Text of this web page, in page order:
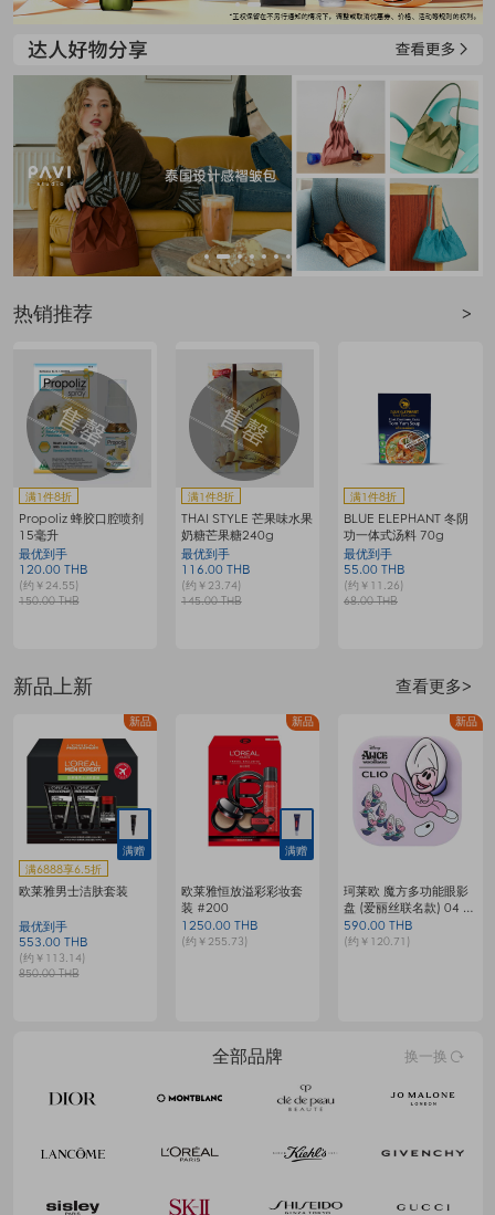
热销推荐 >
满1件8折
AUNTIE G冬阴功汤料组
64g
最优到手
80.00 THB
(约￥16.37)
100.00 THB
满6888享6.5折
欧莱雅复颜保湿洁面乳
最优到手
111.00 THB
(约￥22.71)
170.00 THB
满2件5.5折
海蓝之谜修护精萃水
200毫升
最优到手
4235.00 THB
(约￥866.40)
7700.00 THB
新品上新 查看更多>
新品
KAGE 晕染腮红 Shy
199.00 THB
(约￥40.72)
新品
GETBEAUTE 肌肤愉悦
腮红棒 - Always You
379.00 THB
(约￥77.54)
新品
欧莱雅复颜活力紧致修
护套装
最优到手
1076.00 THB
全部品牌 换一换